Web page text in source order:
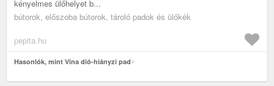
kényelmes ülőhelyet b...
bútorok, előszoba bútorok, tároló padok és ülőkék
pepita.hu
Hasonlók, mint Vina dió-hiányzi pad